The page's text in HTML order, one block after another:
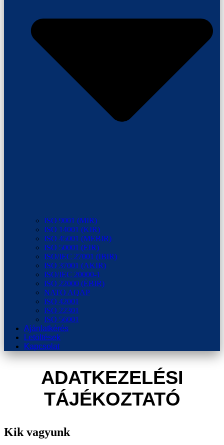
ISO 9001 (MIR)
ISO 14001 (KIR)
ISO 45001 (MEBIR)
ISO 50001 (EIR)
ISO/IEC 27001 (IBIR)
ISO 37001 (AKIR)
ISO/IEC 20000-1
ISO 22000 (ÉBIR)
NATO AQAP
ISO 42001
ISO 22301
ISO 56001
Ajánlatkérés
Letöltések
Kapcsolat
ADATKEZELÉSI
TÁJÉKOZTATÓ
Kik vagyunk